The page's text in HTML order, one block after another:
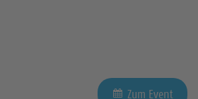
Zum Event